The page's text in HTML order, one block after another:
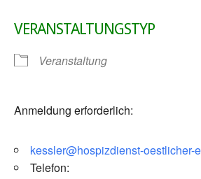
VERANSTALTUNGSTYP
Veranstaltung
Anmeldung erforderlich:
kessler@hospizdienst-oestlicher-
Telefon: